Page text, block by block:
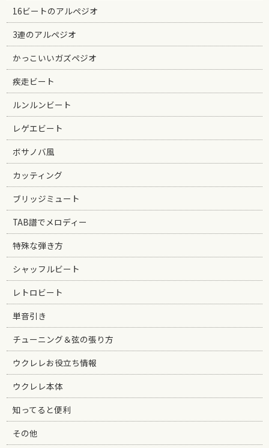
16ビートのアルペジオ
3連のアルペジオ
かっこいいガズペジオ
疾走ビート
ルンルンビート
レゲエビート
ボサノバ風
カッティング
ブリッジミュート
TAB譜でメロディー
特殊な弾き方
シャッフルビート
レトロビート
単音引き
チューニング＆弦の張り方
ウクレレお役立ち情報
ウクレレ本体
知ってると便利
その他